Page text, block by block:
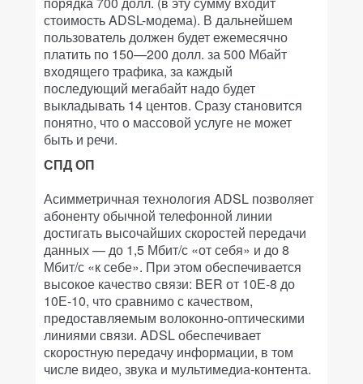
стоимость ADSL-модема). В дальнейшем
пользователь должен будет ежемесячно
платить по 150—200 долл. за 500 Мбайт
входящего трафика, за каждый
последующий мегабайт надо будет
выкладывать 14 центов. Сразу становится
понятно, что о массовой услуге не может
быть и речи.
СПД ОП
Асимметричная технология ADSL позволяет
абоненту обычной телефонной линии
достигать высочайших скоростей передачи
данных — до 1,5 Мбит/с «от себя» и до 8
Мбит/с «к себе». При этом обеспечивается
высокое качество связи: BER от 10Е-8 до
10Е-10, что сравнимо с качеством,
предоставляемым волоконно-оптическими
линиями связи. ADSL обеспечивает
скоростную передачу информации, в том
числе видео, звука и мультимедиа-контента.